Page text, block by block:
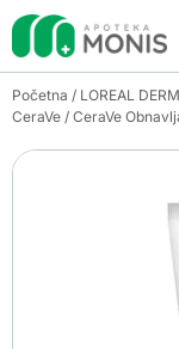
Početna / LOREAL
CeraVe / CeraVe